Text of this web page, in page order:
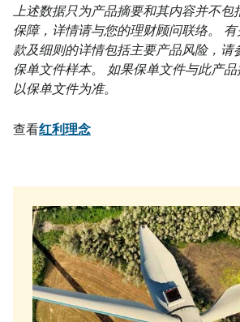
上述数据只为产品摘要和其内容并不包
保障，详情请与您的理财顾问联络。
款及细则的详情包括主要产品风险，请
保单文件样本。 如果保单文件与此产
以保单文件为准。
查看PDF
红利理念